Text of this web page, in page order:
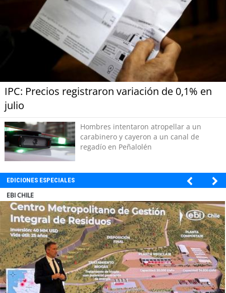
IPC: Precios registraron variación de 0,1% en
julio
Hombres intentaron atropellar a un
carabinero y cayeron a un canal de
regadío en Peñalolén
EDICIONES ESPECIALES
SOPRAVAL